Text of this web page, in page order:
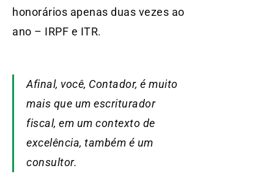
honorários apenas duas vezes ao
ano – IRPF e ITR.
Afinal, você, Contador, é muito
mais que um escriturador
fiscal, em um contexto de
excelência, também é um
consultor.